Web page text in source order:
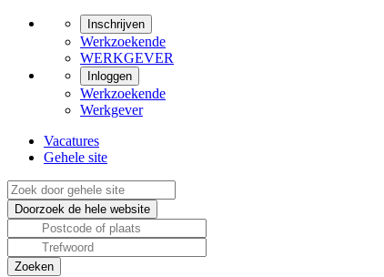
Inschrijven
Werkzoekende
WERKGEVER
Inloggen
Werkzoekende
Werkgever
Vacatures
Gehele site